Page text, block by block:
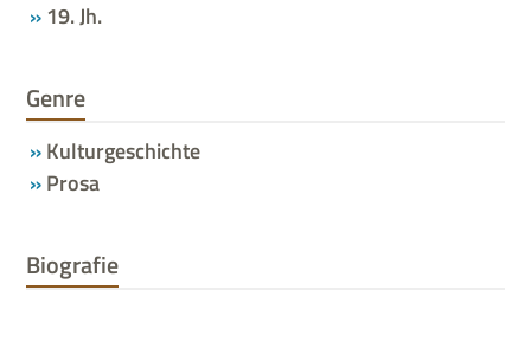
19. Jh.
Genre
Kulturgeschichte
Prosa
Biografie